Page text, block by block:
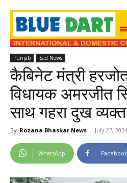
Punjab Sad News
कैबिनेट मंत्री
विधायक अमरजीत
साथ गहरा दुख
By Rozana Bhaskar News - July 27, 2024
WhatsApp Facebook